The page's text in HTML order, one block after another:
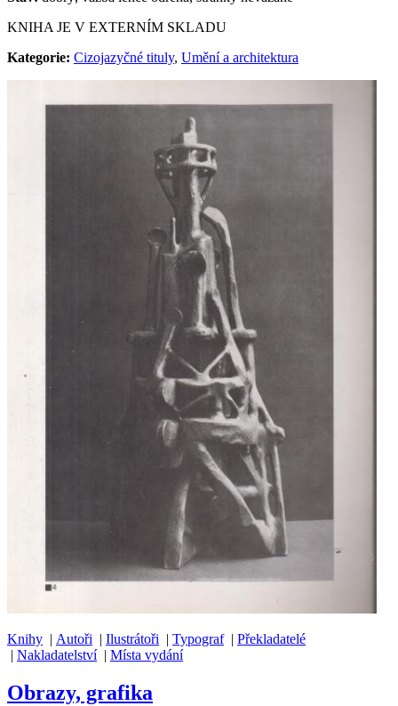
KNIHA JE V EXTERNÍM SKLADU
Kategorie: Cizojazyčné tituly, Umění a architektura
Knihy | Autoři | Ilustrátoři | Typograf| Překladatelé
| Nakladatelství| Místa vydání
Obrazy, grafika